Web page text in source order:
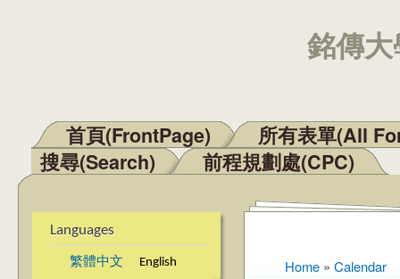
銘傳
Main menu
首頁(FrontPage)
所有表單(All
搜尋(Search)
前程規劃處(CPC)
Languages
繁體中文 English Home » Calendar